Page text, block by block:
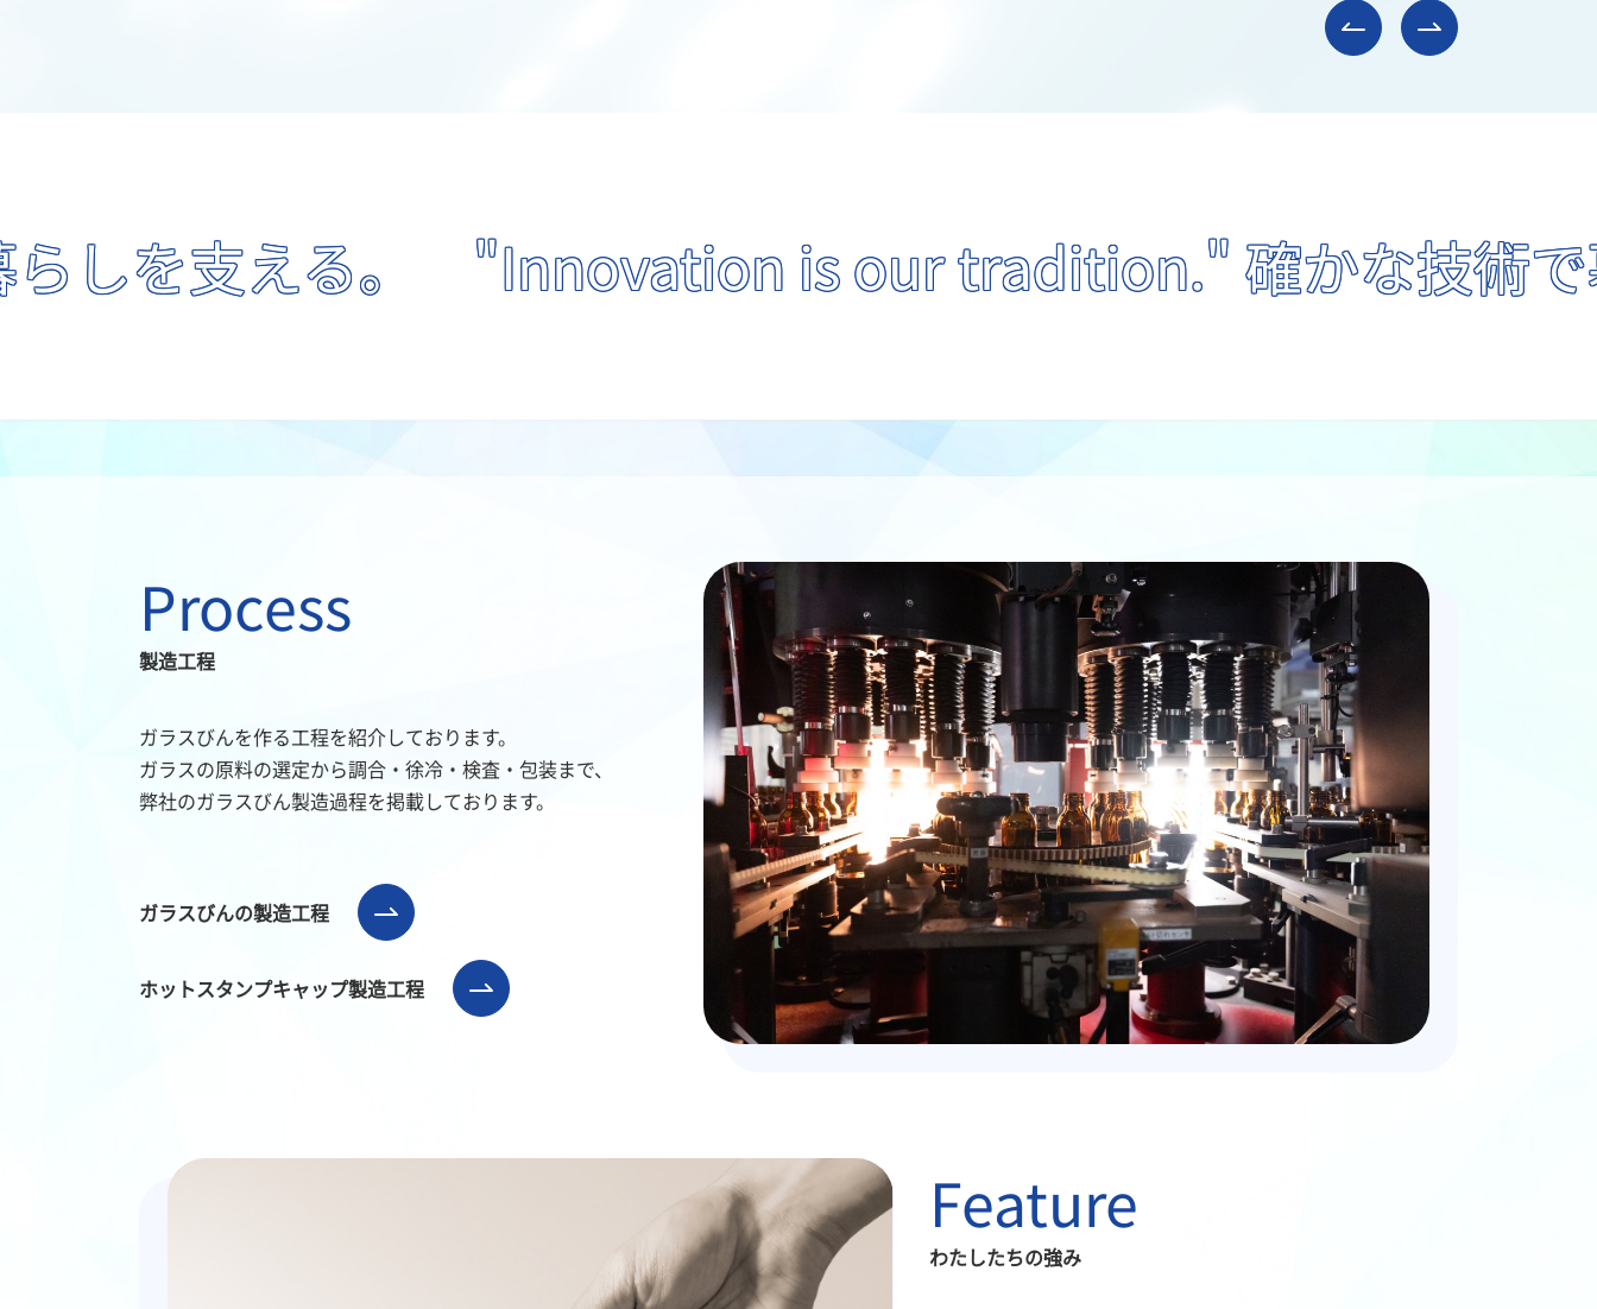
支える。 "Innovation is our tradition." 確かな技術で暮ら
製造工程
Process
ガラスびんを作る工程を紹介しております。
ガラスの原料の選定から調合・徐冷・検査・包装まで、
弊社のガラスびん製造過程を掲載しております。
ガラスびんの製造工程
ホットスタンプキャップ製造工程
わたしたちの強み
Feature